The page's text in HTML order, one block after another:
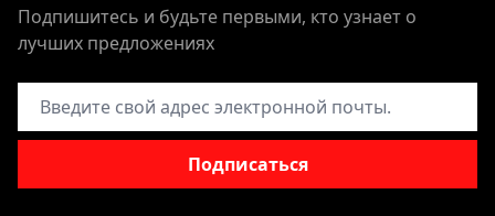
Подпишитесь и будьте первыми, кто узнает о
лучших предложениях
Адрес электронной почты
Подписаться